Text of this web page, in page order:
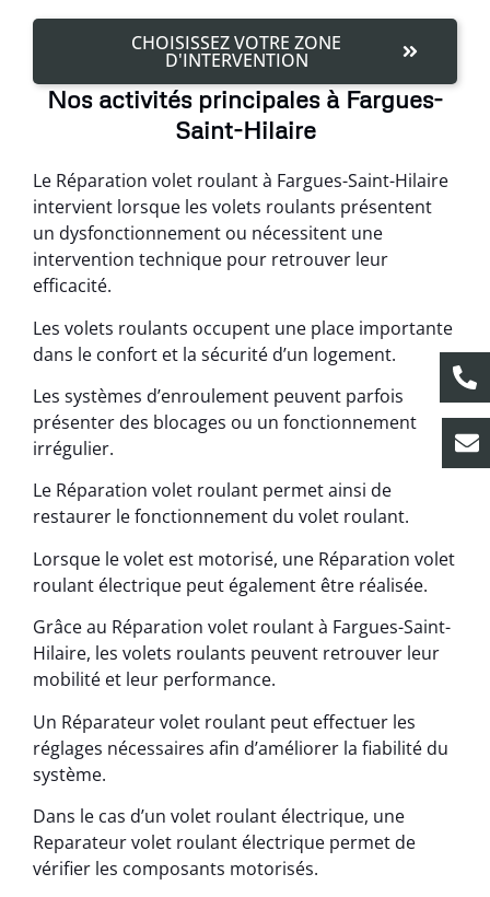
CHOISISSEZ VOTRE ZONE
D'INTERVENTION
Nos activités principales à Fargues-
Saint-Hilaire
Le Réparation volet roulant à Fargues-Saint-Hilaire
intervient lorsque les volets roulants présentent
un dysfonctionnement ou nécessitent une
intervention technique pour retrouver leur
efficacité.
Les volets roulants occupent une place importante
dans le confort et la sécurité d’un logement.
Les systèmes d’enroulement peuvent parfois
présenter des blocages ou un fonctionnement
irrégulier.
Le Réparation volet roulant permet ainsi de
restaurer le fonctionnement du volet roulant.
Lorsque le volet est motorisé, une Réparation volet
roulant électrique peut également être réalisée.
Grâce au Réparation volet roulant à Fargues-Saint-
Hilaire, les volets roulants peuvent retrouver leur
mobilité et leur performance.
Un Réparateur volet roulant peut effectuer les
réglages nécessaires afin d’améliorer la fiabilité du
système.
Dans le cas d’un volet roulant électrique, une
Reparateur volet roulant électrique permet de
vérifier les composants motorisés.